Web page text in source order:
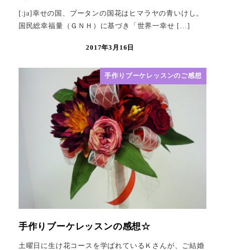
[:ja]幸せの国、ブータンの国花はヒマラヤの青いけし。
国民総幸福量（ＧＮＨ）に基づき「世界一幸せ […]
2017年3月16日
手作りブーケレッスンのご感想
手作りブーケレッスンの感想☆
土曜日に生け花コースを学ばれているＫさんが、ご結婚